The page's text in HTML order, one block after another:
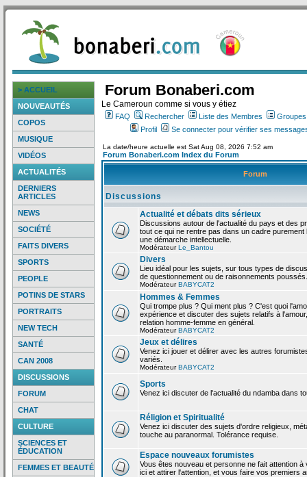
> ACCUEIL
NOUVEAUTÉS
COPOS
MUSIQUE
VIDÉOS
ACTUALITÉS
DERNIERS
ARTICLES
NEWS
SOCIÉTÉ
FAITS DIVERS
SPORTS
PEOPLE
POTINS DE STARS
PORTRAITS
NEW TECH
SANTÉ
CAN 2008
DISCUSSIONS
FORUM
CHAT
CULTURE
SCIENCES ET
ÉDUCATION
FEMMES ET BEAUTÉ
Forum Bonaberi.com
Le Cameroun comme si vous y étiez
FAQ Rechercher Liste des Membres
Profil
Se connecter pour vérifier ses
La date/heure actuelle est Sat Aug 08, 2026 7:52 am
Forum Bonaberi.com Index du Forum
Forum
Discussions
Actualité et débats dits sérieux
Discussions autour de l'actualité du pays et des
tout ce qui ne rentre pas dans un cadre
une démarche intellectuelle.
ModérateurLe_Bantou
Divers
Lieu idéal pour les sujets, sur tous types de
de questionnement ou de raisonnements
ModérateurBABYCAT2
Hommes & Femmes
Qui trompe plus ? Qui ment plus ? C'est quoi
expérience et discuter des sujets relatifs à
relation homme-femme en général.
ModérateurBABYCAT2
Jeux et délires
Venez ici jouer et délirer avec les autres
variés.
ModérateurBABYCAT2
Sports
Venez ici discuter de l'actualité du ndamba dans
Réligion et Spiritualité
Venez ici discuter des sujets d'ordre religieux,
touche au paranormal. Tolérance requise.
Espace nouveaux forumistes
Vous êtes nouveau et personne ne fait attention
ici et attirer l'attention, et vous faire vos premiers